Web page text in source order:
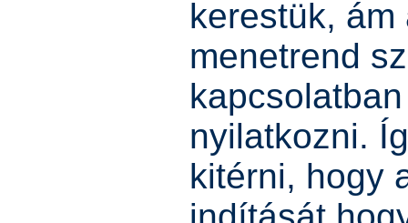
kerestük, ám
menetrend
nyilatkozni.
kitérni, hogy